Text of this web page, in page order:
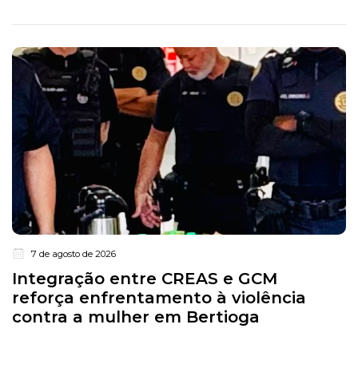
7 de agosto de 2026
Integração entre CREAS e GCM
reforça enfrentamento à violência
contra a mulher em Bertioga